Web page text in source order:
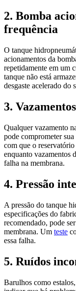
2. Bomba
frequência
O tanque
acionamentos da
repetidamente em um
tanque não está
desgaste acelerado do
3.
Qualquer vazamento
pode comprometer
com que o reservatório
enquanto vazamentos
falha na membrana.
4. Pressão
A pressão do tanque
especificações do
recomendado, pode
membrana. Um teste
essa falha.
5. Ruídos
Barulhos como